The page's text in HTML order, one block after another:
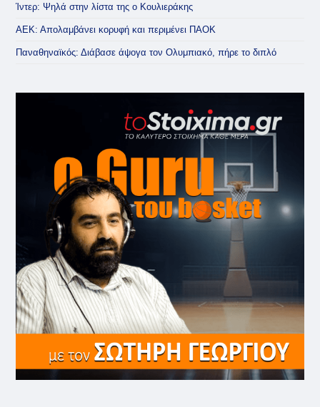
Ίντερ: Ψηλά στην λίστα της ο Κουλιεράκης
ΑΕΚ: Απολαμβάνει κορυφή και περιμένει ΠΑΟΚ
Παναθηναϊκός: Διάβασε άψογα τον Ολυμπιακό, πήρε το διπλό